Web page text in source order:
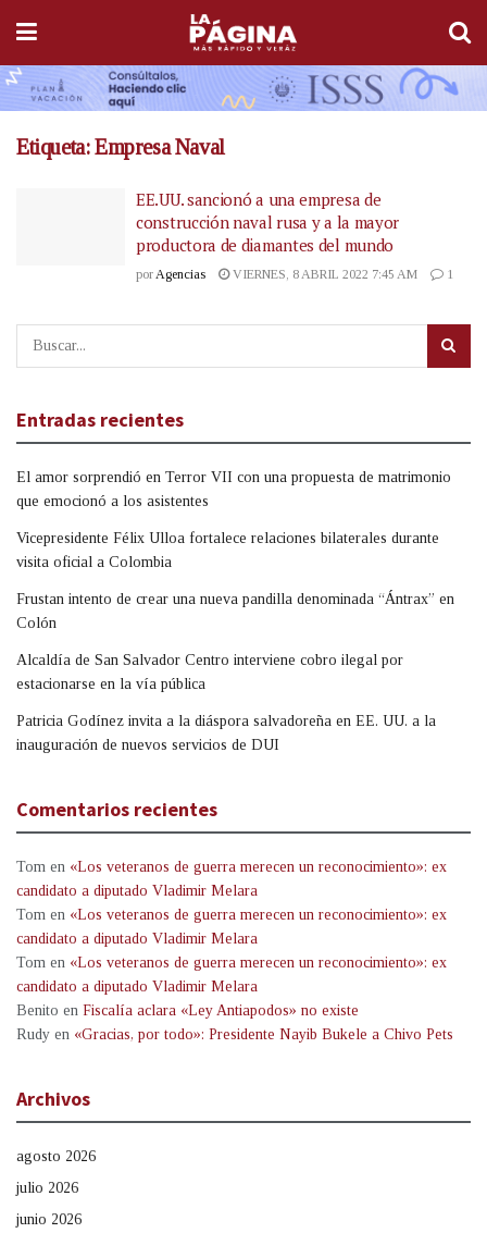
Etiqueta:Empresa Naval
EE.UU. sancionó a una empresa de
construcción naval rusa y a la mayor
productora de diamantes del mundo
por Agencias VIERNES, 8 ABRIL 2022 7:45 AM 1
Entradas recientes
El amor sorprendió en Terror VII con una propuesta de matrimonio
que emocionó a los asistentes
Vicepresidente Félix Ulloa fortalece relaciones bilaterales durante
visita oficial a Colombia
Frustan intento de crear una nueva pandilla denominada “Ántrax” en
Colón
Alcaldía de San Salvador Centro interviene cobro ilegal por
estacionarse en la vía pública
Patricia Godínez invita a la diáspora salvadoreña en EE. UU. a la
inauguración de nuevos servicios de DUI
Comentarios recientes
Tom en «Los veteranos de guerra merecen un reconocimiento»: ex
candidato a diputado Vladimir Melara
Tom en «Los veteranos de guerra merecen un reconocimiento»: ex
candidato a diputado Vladimir Melara
Tom en «Los veteranos de guerra merecen un reconocimiento»: ex
candidato a diputado Vladimir Melara
Benito en Fiscalía aclara «Ley Antiapodos» no existe
Rudy en «Gracias, por todo»: Presidente Nayib Bukele a Chivo Pets
Archivos
agosto 2026
julio 2026
junio 2026